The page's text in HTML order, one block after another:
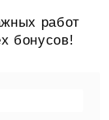
работ
бонусов!